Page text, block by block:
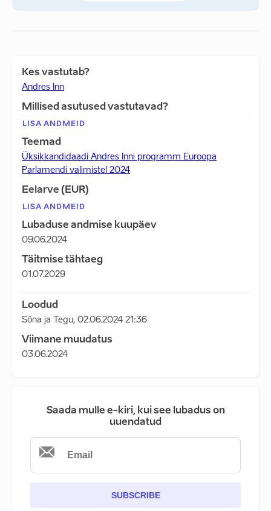
Kes vastutab?
Andres Inn
Millised asutused vastutavad?
LISA ANDMEID
Teemad
Üksikkandidaadi Andres Inni programm Euroopa
Parlamendi valimistel 2024
Eelarve (EUR)
LISA ANDMEID
Lubaduse andmise kuupäev
09.06.2024
Täitmise tähtaeg
01.07.2029
Loodud
Sõna ja Tegu, 02.06.2024 21:36
Viimane muudatus
03.06.2024
Saada mulle e-kiri, kui see lubadus on
uuendatud
SUBSCRIBE